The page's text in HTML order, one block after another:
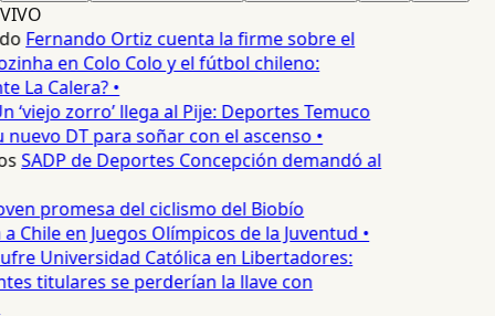
VIVO
Fernando Ortiz cuenta la firme sobre el
en Colo Colo y el fútbol chileno:
La Calera? •
‘viejo zorro’ llega al Pije: Deportes Temuco
DT para soñar con el ascenso •
SADP de Deportes Concepción demandó al
promesa del ciclismo del Biobío
Chile en Juegos Olímpicos de la Juventud •
Universidad Católica en Libertadores:
titulares se perderían la llave con